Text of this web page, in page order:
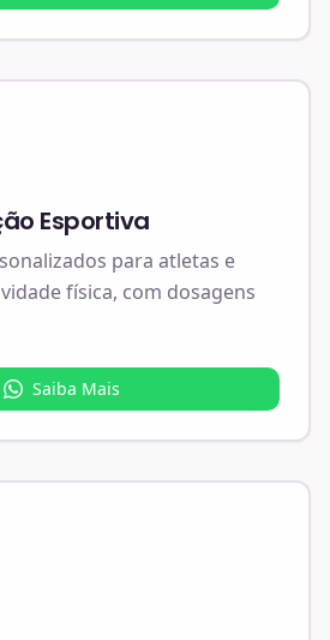
Esportiva
para atletas e
física, com dosagens
Saiba Mais